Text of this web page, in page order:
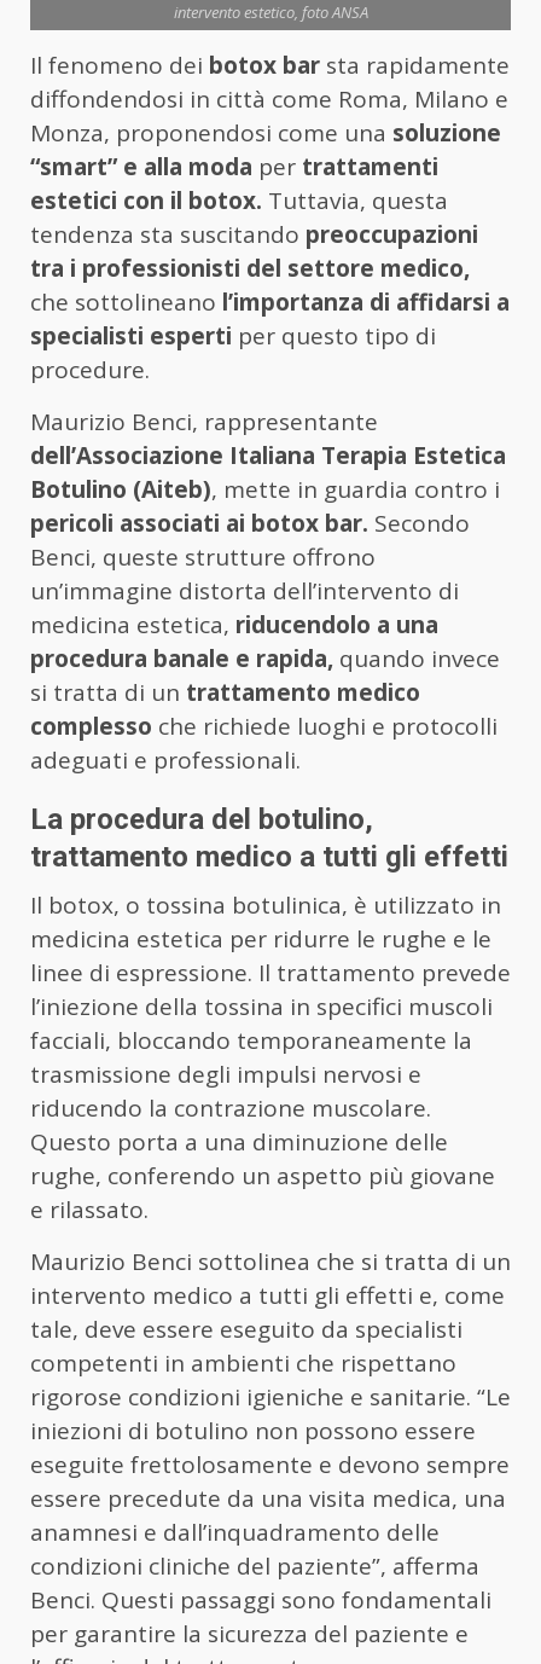
intervento estetico, foto ANSA
Il fenomeno dei botox bar sta rapidamente
diffondendosi in città come Roma, Milano e
Monza, proponendosi come una soluzione
“smart” e alla moda per trattamenti
estetici con il botox. Tuttavia, questa
tendenza sta suscitando preoccupazioni
tra i professionisti del settore medico,
che sottolineano l’importanza di affidarsi a
specialisti esperti per questo tipo di
procedure.
Maurizio Benci, rappresentante
dell’Associazione Italiana Terapia Estetica
Botulino (Aiteb), mette in guardia contro i
pericoli associati ai botox bar. Secondo
Benci, queste strutture offrono
un’immagine distorta dell’intervento di
medicina estetica, riducendolo a una
procedura banale e rapida, quando invece
si tratta di un trattamento medico
complesso che richiede luoghi e protocolli
adeguati e professionali.
La procedura del botulino,
trattamento medico a tutti gli effetti
Il botox, o tossina botulinica, è utilizzato in
medicina estetica per ridurre le rughe e le
linee di espressione. Il trattamento prevede
l’iniezione della tossina in specifici muscoli
facciali, bloccando temporaneamente la
trasmissione degli impulsi nervosi e
riducendo la contrazione muscolare.
Questo porta a una diminuzione delle
rughe, conferendo un aspetto più giovane
e rilassato.
Maurizio Benci sottolinea che si tratta di un
intervento medico a tutti gli effetti e, come
tale, deve essere eseguito da specialisti
competenti in ambienti che rispettano
rigorose condizioni igieniche e sanitarie. “Le
iniezioni di botulino non possono essere
eseguite frettolosamente e devono sempre
essere precedute da una visita medica, una
anamnesi e dall’inquadramento delle
condizioni cliniche del paziente”, afferma
Benci. Questi passaggi sono fondamentali
per garantire la sicurezza del paziente e